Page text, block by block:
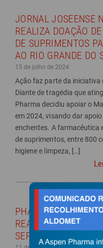
JORNAL JOSEENSE
REALIZA DOAÇÃO
DE SUPRIMENTOS
AO RIO GRANDE DO
15 de julho de 2024
Ação faz parte da iniciativa
Diante de tragédia que
Pharma decidiu apoiar o
em 2024, visando dar
enchentes. A farmacêutica
de suprimentos, entre 800
higiene e limpeza, […]
PHARMA
REALIZA DOAÇÃO
SEREM ENTREGUES